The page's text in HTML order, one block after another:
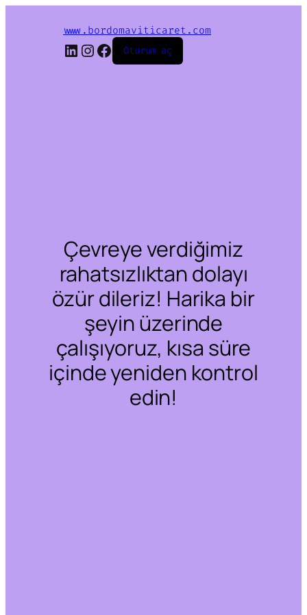
www.bordomaviticaret.com
LinkedIn
Instagram
Facebook
Oturum aç
Çevreye verdiğimiz
rahatsızlıktan dolayı
özür dileriz! Harika bir
şeyin üzerinde
çalışıyoruz, kısa süre
içinde yeniden kontrol
edin!